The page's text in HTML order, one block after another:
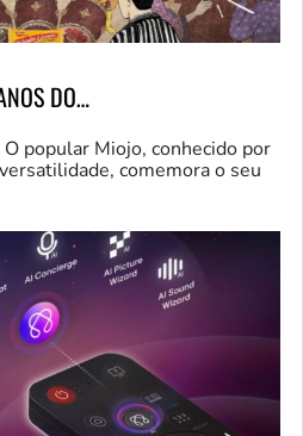
DO…
popular Miojo, conhecido por
comemora o seu